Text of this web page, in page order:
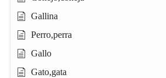
Gallina
Perro,perra
Gallo
Gato,gata